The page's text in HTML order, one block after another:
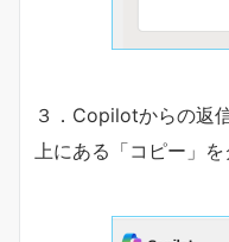
３．Copilotからの返
上にある「コピー」を